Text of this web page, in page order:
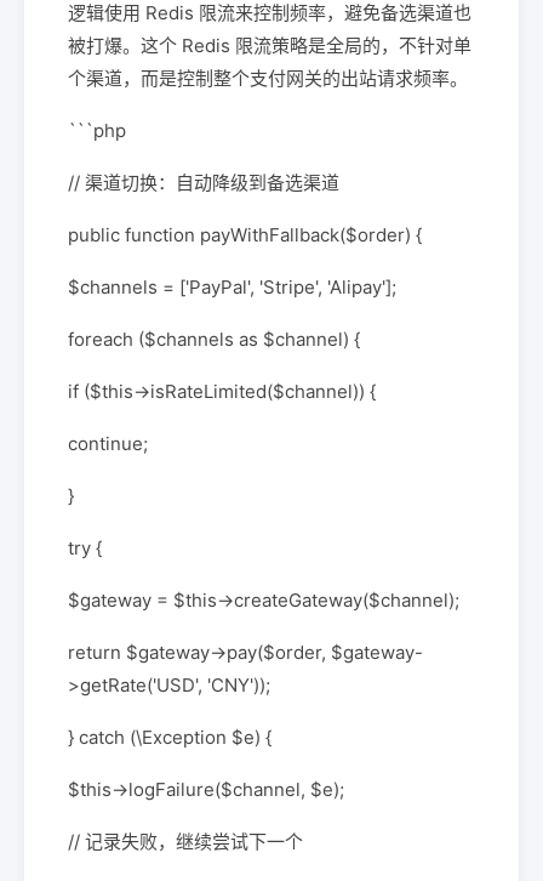
逻辑使用 Redis 限流来控制频率，避免备选渠道也
被打爆。这个 Redis 限流策略是全局的，不针对单
个渠道，而是控制整个支付网关的出站请求频率。
```php
// 渠道切换：自动降级到备选渠道
public function payWithFallback($order) {
$channels = ['PayPal', 'Stripe', 'Alipay'];
foreach ($channels as $channel) {
if ($this->isRateLimited($channel)) {
continue;
}
try {
$gateway = $this->createGateway($channel);
return $gateway->pay($order, $gateway-
>getRate('USD', 'CNY'));
} catch (\Exception $e) {
$this->logFailure($channel, $e);
// 记录失败，继续尝试下一个